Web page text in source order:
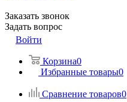
Заказать звонок
Задать вопрос
Войти
Корзина0
Избранные товары0
Сравнение товаров0